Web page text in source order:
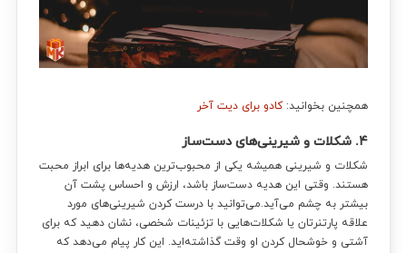
همچنین بخوانید:کادو برای دیت آخر
۴. شکلات و شیرینی‌های دست‌ساز
شکلات و شیرینی همیشه یکی از محبوب‌ترین هدیه‌ها برای ابراز محبت
هستند. وقتی این هدیه دست‌ساز باشد، ارزش و احساس پشت آن
بیشتر به چشم می‌آید.می‌توانید با درست کردن شیرینی‌های مورد
علاقه پارتنرتان یا شکلات‌هایی با تزئینات شخصی، نشان دهید که برای
آشتی و خوشحال کردن او وقت گذاشته‌اید. این کار پیام می‌دهد که